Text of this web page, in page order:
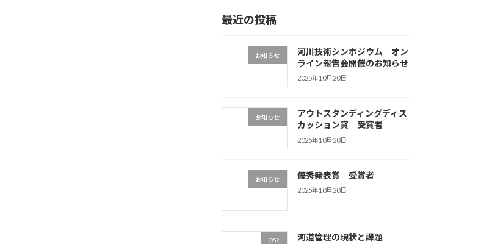
最近の投稿
お知らせ
河川技術シンポジウム オン
ライン報告会開催のお知らせ
2025年10月20日
お知らせ
アウトスタンディングディス
カッション賞 受賞者
2025年10月20日
お知らせ 優秀発表賞 受賞者
2025年10月20日
OS2 河道管理の現状と課題